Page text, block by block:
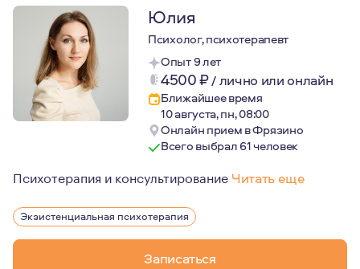
Юлия
Психолог, психотерапевт
Опыт 9 лет
4500₽/лично или онлайн
Ближайшее время
10 августа, пн, 08:00
Онлайн прием в Фрязино
Всего выбрал 61 человек
Психотерапия и консультирование Читать еще
Мой путь в психотерапии начался в 2012 году. С тех
Экзистенциальная психотерапия
Записаться